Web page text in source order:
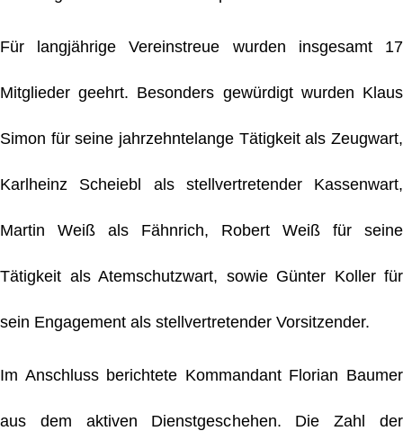
Für langjährige Vereinstreue wurden insgesamt 17
Mitglieder geehrt. Besonders gewürdigt wurden Klaus
Simon für seine jahrzehntelange Tätigkeit als Zeugwart,
Karlheinz Scheiebl als stellvertretender Kassenwart,
Martin Weiß als Fähnrich, Robert Weiß für seine
Tätigkeit als Atemschutzwart, sowie Günter Koller für
sein Engagement als stellvertretender Vorsitzender.
Im Anschluss berichtete Kommandant Florian Baumer
aus dem aktiven Dienstgeschehen. Die Zahl der